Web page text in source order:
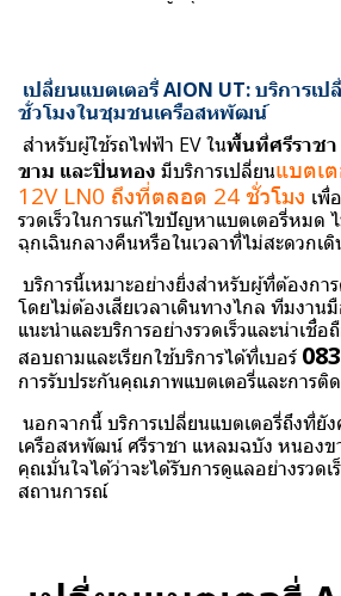
เปลี่ยนแบตเตอรี่ AION UT: บริการเ
ชั่วโมงในชุมชนเครือสหพัฒน์
สำหรับผู้ใช้รถไฟฟ้า EV ในพื้นที่ศรีราช
ขาม และปิ่นทอง มีบริการเปลี่ยนแบตเ
12V LN0 ถึงที่ตลอด 24 ชั่วโมง เพื่
รวดเร็วในการแก้ไขปัญหาแบตเตอรี่หมด
ฉุกเฉินกลางคืนหรือในเวลาที่ไม่สะดวกเ
บริการนี้เหมาะอย่างยิ่งสำหรับผู้ที่ต้องก
โดยไม่ต้องเสียเวลาเดินทางไกล ทีมงา
แนะนำและบริการอย่างรวดเร็วและน่าเชื่
สอบถามและเรียกใช้บริการได้ที่เบอร์
การรับประกันคุณภาพแบตเตอรี่และการติ
นอกจากนี้ บริการเปลี่ยนแบตเตอรี่ถึงที่
เครือสหพัฒน์ ศรีราชา แหลมฉบัง หนองข
คุณมั่นใจได้ว่าจะได้รับการดูแลอย่างรวด
สถานการณ์